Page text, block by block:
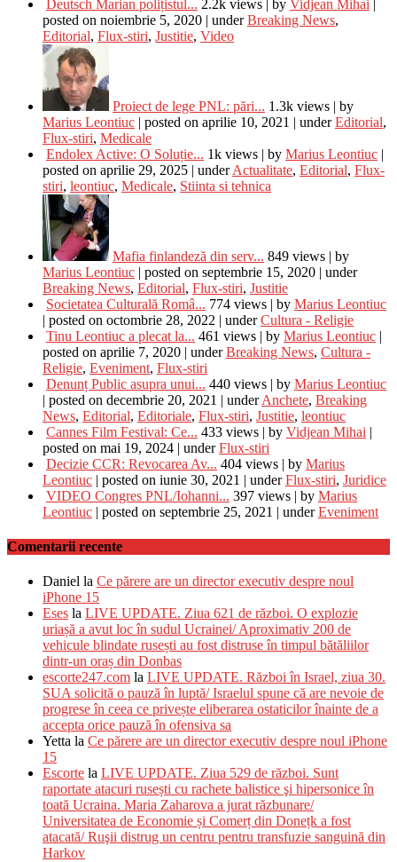
Deutsch Marian polițistul... 2.2k views | by Vidjean Mihai |
posted on noiembrie 5, 2020 | underBreaking News,
Editorial, Flux-stiri, Justitie, Video
Proiect de lege PNL: pări... 1.3k views | by
Marius Leontiuc | posted on aprilie 10, 2021 | underEditorial,
Flux-stiri, Medicale
Endolex Active: O Soluție... 1k views | by Marius Leontiuc |
posted on aprilie 29, 2025 | underActualitate, Editorial, Flux-
stiri, leontiuc, Medicale, Stiinta si tehnica
Mafia finlandeză din serv... 849 views | by
Marius Leontiuc | posted on septembrie 15, 2020 | under
Breaking News, Editorial, Flux-stiri, Justitie
Societatea Culturală Româ... 774 views | by Marius Leontiuc
| posted on octombrie 28, 2022 | underCultura - Religie
Tinu Leontiuc a plecat la... 461 views | by Marius Leontiuc |
posted on aprilie 7, 2020 | underBreaking News, Cultura -
Religie, Eveniment, Flux-stiri
Denunț Public asupra unui... 440 views | by Marius Leontiuc
| posted on decembrie 20, 2021 | underAnchete, Breaking
News, Editorial, Editoriale, Flux-stiri, Justitie, leontiuc
Cannes Film Festival: Ce... 433 views | by Vidjean Mihai |
posted on mai 19, 2024 | underFlux-stiri
Decizie CCR: Revocarea Av... 404 views | by Marius
Leontiuc | posted on iunie 30, 2021 | underFlux-stiri, Juridice
VIDEO Congres PNL/Iohanni... 397 views | by Marius
Leontiuc | posted on septembrie 25, 2021 | underEveniment
Comentarii recente
Daniel la Ce părere are un director executiv despre noul
iPhone 15
Eses la LIVE UPDATE. Ziua 621 de război. O explozie
uriașă a avut loc în sudul Ucrainei/ Aproximativ 200 de
vehicule blindate rusești au fost distruse în timpul bătăliilor
dintr-un oraș din Donbas
escorte247.com la LIVE UPDATE. Război în Israel, ziua 30.
SUA solicită o pauză în luptă/ Israelul spune că are nevoie de
progrese în ceea ce privește eliberarea ostaticilor înainte de a
accepta orice pauză în ofensiva sa
Yetta la Ce părere are un director executiv despre noul iPhone
15
Escorte la LIVE UPDATE. Ziua 529 de război. Sunt
raportate atacuri rusești cu rachete balistice şi hipersonice în
toată Ucraina. Maria Zaharova a jurat răzbunare/
Universitatea de Economie și Comerț din Donețk a fost
atacată/ Ruşii distrug un centru pentru transfuzie sanguină din
Harkov